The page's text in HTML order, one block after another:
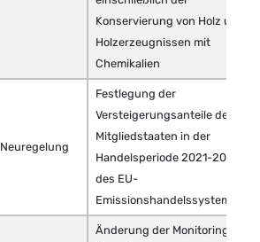
Konservierung von Holz und
Holzerzeugnissen mit
Chemikalien
Neuregelung
Festlegung der
Versteigerungsanteile der
Mitgliedstaaten in der
Handelsperiode 2021-2030
des EU-
Emissionshandelssystems
Änderung der Monitoring-